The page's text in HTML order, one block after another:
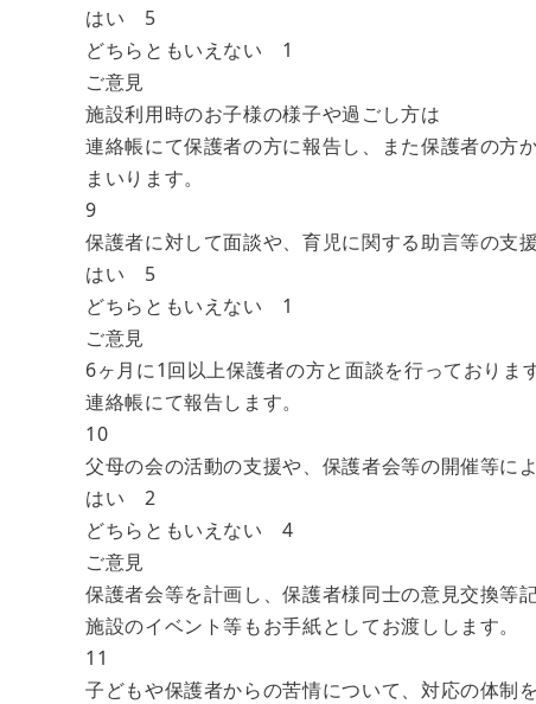
はい 5
どちらともいえない 1
ご意見
施設利用時のお子様の様子や過ごし方は
連絡帳にて保護者の方に報告し、また保護者の方
まいります。
9
保護者に対して面談や、育児に関する助言等の支
はい 5
どちらともいえない 1
ご意見
6ヶ月に1回以上保護者の方と面談を行っておりま
連絡帳にて報告します。
10
父母の会の活動の支援や、保護者会等の開催等に
はい 2
どちらともいえない 4
ご意見
保護者会等を計画し、保護者様同士の意見交換等
施設のイベント等もお手紙としてお渡しします。
11
子どもや保護者からの苦情について、対応の体制